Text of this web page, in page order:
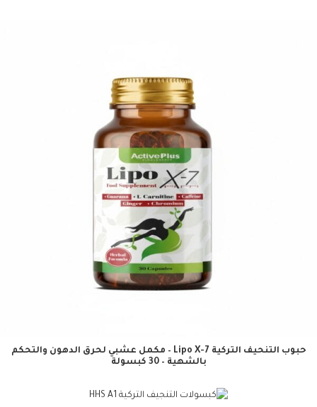
حبوب التنحيف التركية Lipo X-7 – مكمل عشبي لحرق الدهون والتحكم
بالشهية – 30 كبسولة